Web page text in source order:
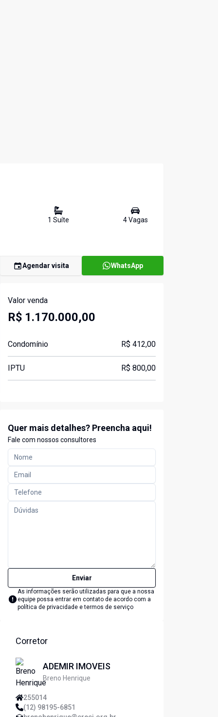
1 Suíte 4Vagas
Agendar visita WhatsApp
Valor venda
R$ 1.170.000,00
Condomínio R$ 412,00
IPTU R$ 800,00
Quer mais detalhes? Preencha aqui!
Fale com nossos consultores
Enviar
As informações serão utilizadas para que a nossa
equipe possa entrar em contato de acordo com a
política de privacidade e termos de serviço
Corretor
ADEMIR IMOVEIS
Breno Henrique
255014
(12) 98195-6851